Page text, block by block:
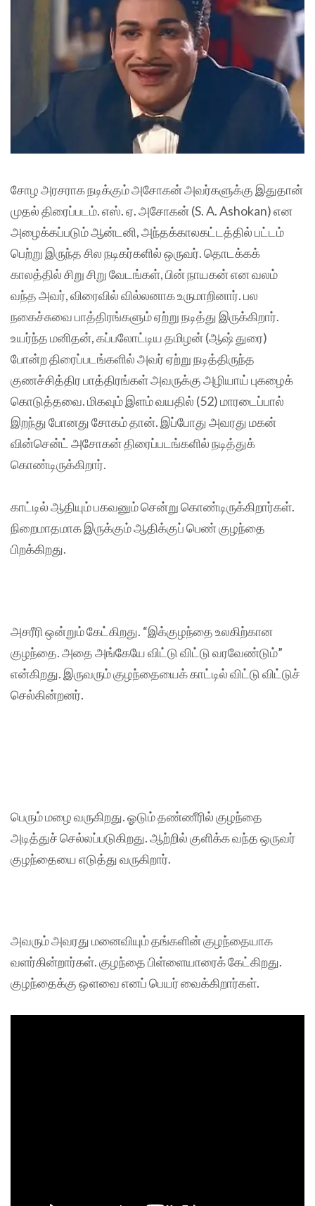
சோழ அரசராக நடிக்கும் அசோகன் அவர்களுக்கு இதுதான்
முதல் திரைப்படம். எஸ். ஏ. அசோகன் (S. A. Ashokan) என
அழைக்கப்படும் ஆன்டனி, அந்தக்காலகட்டத்தில் பட்டம்
பெற்று இருந்த சில நடிகர்களில் ஒருவர். தொடக்கக்
காலத்தில் சிறு சிறு வேடங்கள், பின் நாயகன் என வலம்
வந்த அவர், விரைவில் வில்லனாக உருமாறினார். பல
நகைச்சுவை பாத்திரங்களும் ஏற்று நடித்து இருக்கிறார்.
உயர்ந்த மனிதன், கப்பலோட்டிய தமிழன் (ஆஷ் துரை)
போன்ற திரைப்படங்களில் அவர் ஏற்று நடித்திருந்த
குணச்சித்திர பாத்திரங்கள் அவருக்கு அழியாய் புகழைக்
கொடுத்தவை. மிகவும் இளம் வயதில் (52) மாரடைப்பால்
இறந்து போனது சோகம் தான். இப்போது அவரது மகன்
வின்சென்ட் அசோகன் திரைப்படங்களில் நடித்துக்
கொண்டிருக்கிறார்.
காட்டில் ஆதியும் பகவனும் சென்று கொண்டிருக்கிறார்கள்.
நிறைமாதமாக இருக்கும் ஆதிக்குப் பெண் குழந்தை
பிறக்கிறது.
அசரீரி ஒன்றும் கேட்கிறது. “இக்குழந்தை உலகிற்கான
குழந்தை. அதை அங்கேயே விட்டு விட்டு வரவேண்டும்”
என்கிறது. இருவரும் குழந்தையைக் காட்டில் விட்டு விட்டுச்
செல்கின்றனர்.
பெரும் மழை வருகிறது. ஓடும் தண்ணீரில் குழந்தை
அடித்துச் செல்லப்படுகிறது. ஆற்றில் குளிக்க வந்த ஒருவர்
குழந்தையை எடுத்து வருகிறார்.
அவரும் அவரது மனைவியும் தங்களின் குழந்தையாக
வளர்கின்றார்கள். குழந்தை பிள்ளையாரைக் கேட்கிறது.
குழந்தைக்கு ஔவை எனப் பெயர் வைக்கிறார்கள்.